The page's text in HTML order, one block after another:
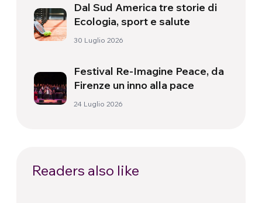
Dal Sud America tre storie di
Ecologia, sport e salute
30 Luglio 2026
Festival Re-Imagine Peace, da
Firenze un inno alla pace
24 Luglio 2026
Readers also like